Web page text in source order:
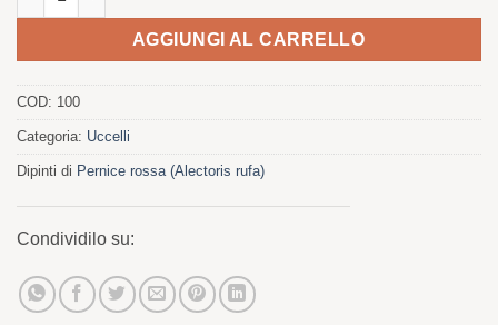
AGGIUNGI AL CARRELLO
COD: 100
Categoria: Uccelli
Dipinti di Pernice rossa (Alectoris rufa)
Condividilo su: